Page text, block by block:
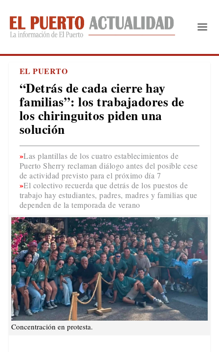
EL PUERTO
“Detrás de cada cierre hay
familias”: los trabajadores de
los chiringuitos piden una
solución
Las plantillas de los cuatro establecimientos de
Puerto Sherry reclaman diálogo antes del posible cese
de actividad previsto para el próximo día 7
El colectivo recuerda que detrás de los puestos de
trabajo hay estudiantes, padres, madres y familias que
dependen de la temporada de verano
Concentración en protesta.